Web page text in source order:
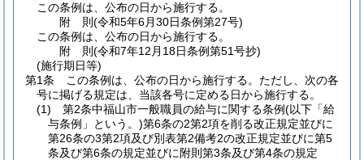
この条例は、公布の日から施行する。
附 則(令和5年6月30日条例第27号)
この条例は、公布の日から施行する。
附 則(令和7年12月18日条例第51号抄)
(施行期日等)
第1条
この条例は、公布の日から施行する。 ただし、次の各
号に掲げる規定は、当該各号に定める日から施行する。
(1)
第2条中福山市一般職員の給与に関する条例(以下「給
与条例」という。)第6条の2第2項を削る改正規定並びに
第26条の3第2項及び別表第2備考2の改正規定並びに第5
条及び第6条の規定並びに附則第3条及び第4条の規定